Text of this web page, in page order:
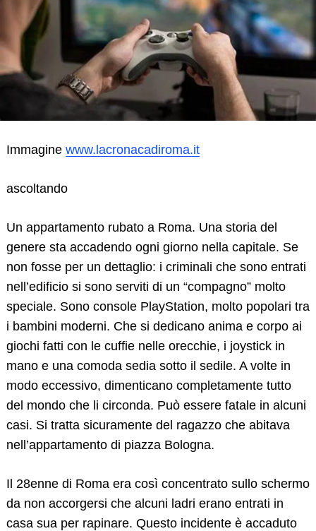
Immagine www.lacronacadiroma.it
ascoltando
Un appartamento rubato a Roma. Una storia del
genere sta accadendo ogni giorno nella capitale. Se
non fosse per un dettaglio: i criminali che sono entrati
nell’edificio si sono serviti di un “compagno” molto
speciale. Sono console PlayStation, molto popolari tra
i bambini moderni. Che si dedicano anima e corpo ai
giochi fatti con le cuffie nelle orecchie, i joystick in
mano e una comoda sedia sotto il sedile. A volte in
modo eccessivo, dimenticano completamente tutto
del mondo che li circonda. Può essere fatale in alcuni
casi. Si tratta sicuramente del ragazzo che abitava
nell’appartamento di piazza Bologna.
Il 28enne di Roma era così concentrato sullo schermo
da non accorgersi che alcuni ladri erano entrati in
casa sua per rapinare. Questo incidente è accaduto
for: